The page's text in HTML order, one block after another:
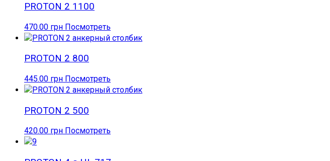
PROTON 2 1100
470.00 грн Посмотреть
PROTON 2 800
445.00 грн Посмотреть
PROTON 2 500
420.00 грн Посмотреть